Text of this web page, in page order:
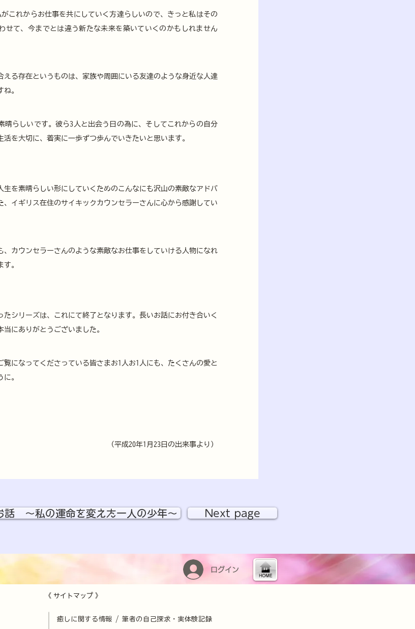
これからお仕事を共にしていく方達らしいので、きっと私はその
せて、今までとは違う新たな未来を築いていくのかもしれません
える存在というものは、家族や周囲にいる友達のような身近な人達
。
晴らしいです。彼ら3人と出会う日の為に、そしてこれからの自分
活を大切に、着実に一歩ずつ歩んでいきたいと思います。
生を素晴らしい形にしていくためのこんなにも沢山の素敵なアドバ
、イギリス在住のサイキックカウンセラーさんに心から感謝してい
、カウンセラーさんのような素敵なお仕事をしていける人物になれ
。
たシリーズは、これにて終了となります。長いお話にお付き合いく
当にありがとうございました。
覧になってくださっている皆さまお1人お1人にも、たくさんの愛と
。
めて💜
（平成20年1月23日の出来事より）
話 ～私の運命を変えた一人の少年～ Next page
ログイン
《 サイトマップ 》
癒しに関する情報 / 筆者の自己探求・実体験記録